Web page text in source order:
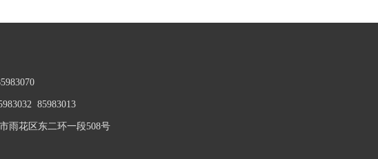
85983013
雨花区东二环一段508号